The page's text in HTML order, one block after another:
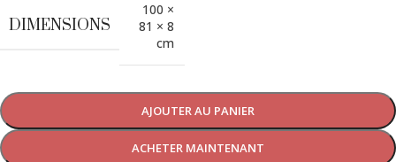
DIMENSIONS
100 ×
81 × 8
cm
AJOUTER AU PANIER
ACHETER MAINTENANT